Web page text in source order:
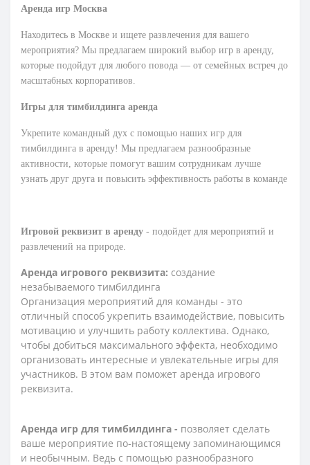
Аренда игр Москва
Находитесь в Москве и ищете развлечения для вашего
мероприятия? Мы предлагаем широкий выбор игр в аренду,
которые подойдут для любого повода — от семейных встреч до
масштабных корпоративов.
Игры для тимбилдинга аренда
Укрепите командный дух с помощью наших игр для
тимбилдинга в аренду! Мы предлагаем разнообразные
активности, которые помогут вашим сотрудникам лучше
узнать друг друга и повысить эффективность работы в команде
Игровой реквизит в аренду - подойдет для мероприятий и
развлечений на природе.
Аренда игрового реквизита: создание
незабываемого тимбилдинга
Организация мероприятий для команды - это
отличный способ укрепить взаимодействие, повысить
мотивацию и улучшить работу коллектива. Однако,
чтобы добиться максимального эффекта, необходимо
организовать интересные и увлекательные игры для
участников. В этом вам поможет аренда игрового
реквизита.
Аренда игр для тимбилдинга - позволяет сделать
ваше мероприятие по-настоящему запоминающимся
и необычным. Ведь с помощью разнообразного